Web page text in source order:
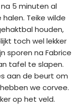
5 minuten al
Teike wilde
houden,
toch wel lekker
sporen na Fabrice
tafel te slapen.
aan de beurt om
we corvee.
op het veld.